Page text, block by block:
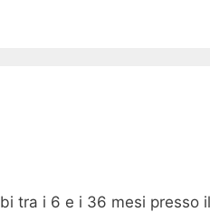
tra i 6 e i 36 mesi presso